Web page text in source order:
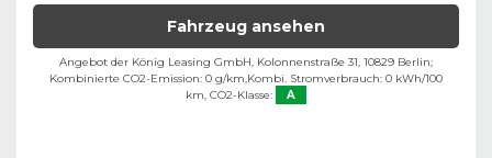
Fahrzeug ansehen
Angebot der König Leasing GmbH, Kolonnenstraße 31, 10829 Berlin;
Kombinierte CO2-Emission: 0 g/km,Kombi. Stromverbrauch: 0 kWh/100
km, CO2-Klasse: A